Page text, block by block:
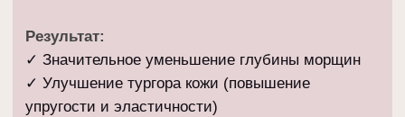
Записаться онлайн
Указанное время включает в себя только прохождение
процедуры
Процедура